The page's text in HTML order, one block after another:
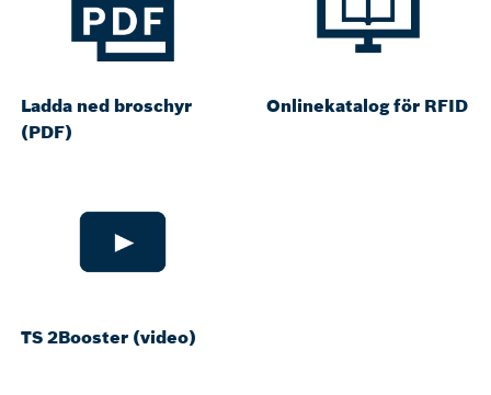
Ladda ned broschyr
(PDF)
Onlinekatalog för RFID
TS 2Booster (video)